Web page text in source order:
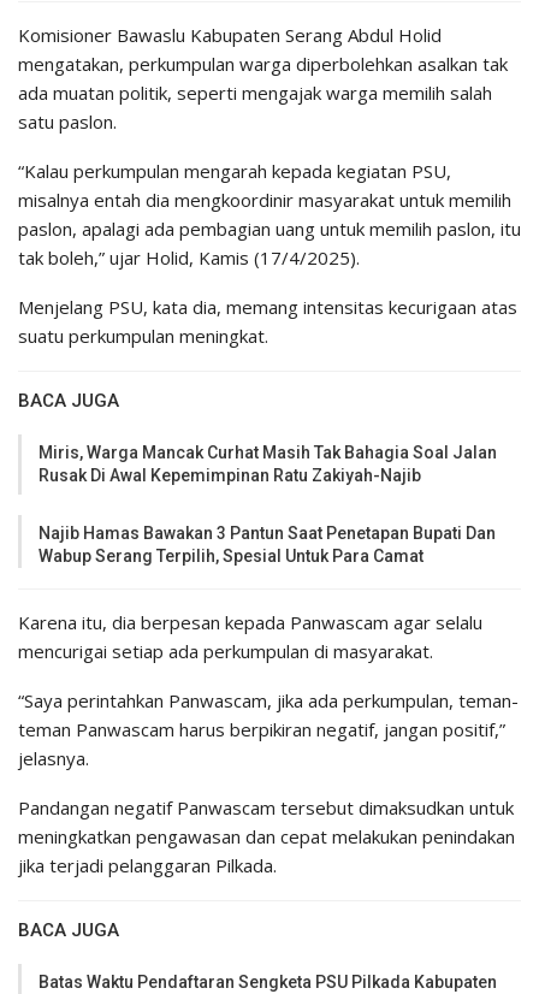
Komisioner Bawaslu Kabupaten Serang Abdul Holid
mengatakan, perkumpulan warga diperbolehkan asalkan tak
ada muatan politik, seperti mengajak warga memilih salah
satu paslon.
“Kalau perkumpulan mengarah kepada kegiatan PSU,
misalnya entah dia mengkoordinir masyarakat untuk memilih
paslon, apalagi ada pembagian uang untuk memilih paslon, itu
tak boleh,” ujar Holid, Kamis (17/4/2025).
Menjelang PSU, kata dia, memang intensitas kecurigaan atas
suatu perkumpulan meningkat.
BACA JUGA
Miris, Warga Mancak Curhat Masih Tak Bahagia Soal Jalan
Rusak Di Awal Kepemimpinan Ratu Zakiyah-Najib
Najib Hamas Bawakan 3 Pantun Saat Penetapan Bupati Dan
Wabup Serang Terpilih, Spesial Untuk Para Camat
Karena itu, dia berpesan kepada Panwascam agar selalu
mencurigai setiap ada perkumpulan di masyarakat.
“Saya perintahkan Panwascam, jika ada perkumpulan, teman-
teman Panwascam harus berpikiran negatif, jangan positif,”
jelasnya.
Pandangan negatif Panwascam tersebut dimaksudkan untuk
meningkatkan pengawasan dan cepat melakukan penindakan
jika terjadi pelanggaran Pilkada.
BACA JUGA
Batas Waktu Pendaftaran Sengketa PSU Pilkada Kabupaten